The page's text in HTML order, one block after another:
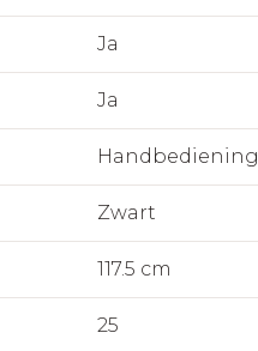
Ja
Ja
Handbediening
Zwart
117.5 cm
25